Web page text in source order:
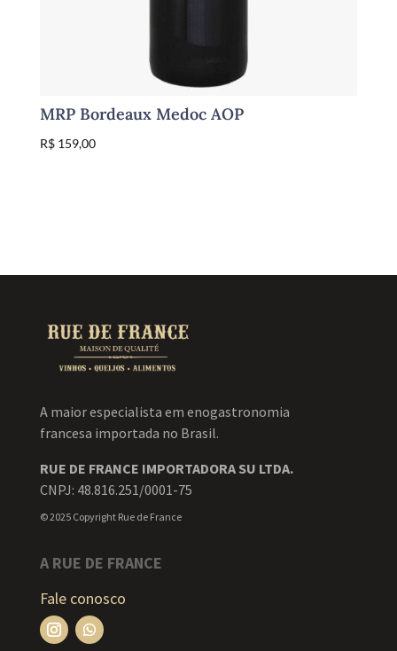
MRP Bordeaux Medoc AOP
R$159,00
A maior especialista em enogastronomia
francesa importada no Brasil.
RUE DE FRANCE IMPORTADORA SU LTDA.
CNPJ: 48.816.251/0001-75
© 2025 Copyright Rue de France
A RUE DE FRANCE
Fale conosco